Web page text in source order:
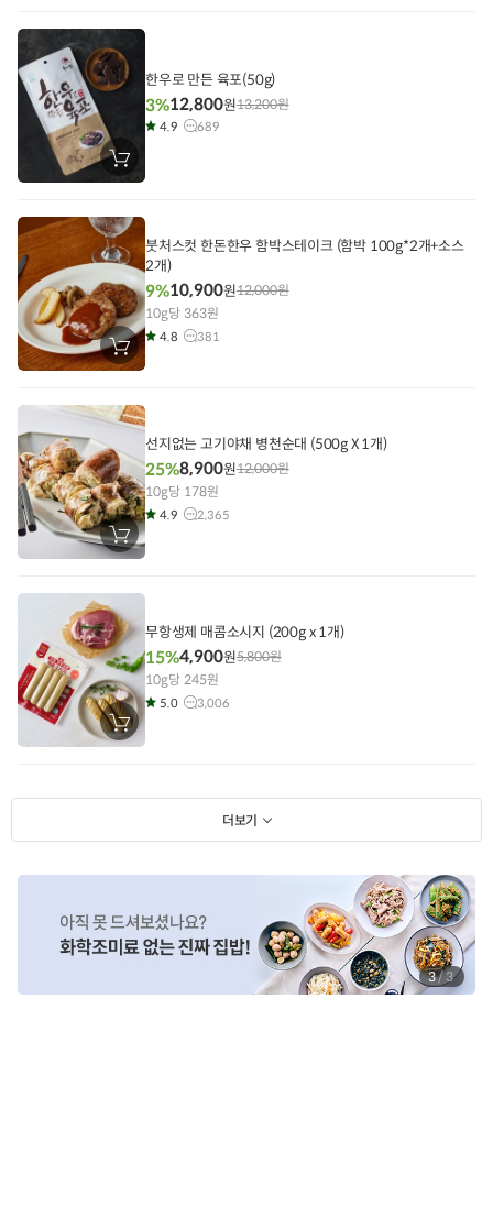
에
담
기
장
바
에
담
기
한우로 만든 육포(50g)
3%12,800원13,200원
4.9 689
장
바
에
담
붓처스컷 한돈한우 함박스테이크 (함박 100g*2개+소스
2개)
9%10,900원12,000원
10g당 363원
4.8 381
장
바
에
담
기
선지없는 고기야채 병천순대 (500g X 1개)
25%8,900원12,000원
10g당 178원
4.9 2,365
장
바
담
무항생제 매콤소시지 (200g x 1개)
15%4,900원5,800원
10g당 245원
5.0 3,006
더보기
3/3